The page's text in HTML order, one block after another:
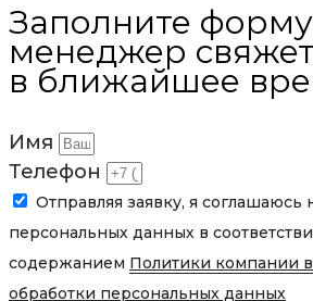
Заполните
менеджер
в ближайшее
Имя
Телефон
Отправляя заявку, я соглашаюсь
персональных данных в
содержанием Политики компании
обработки персональных данных